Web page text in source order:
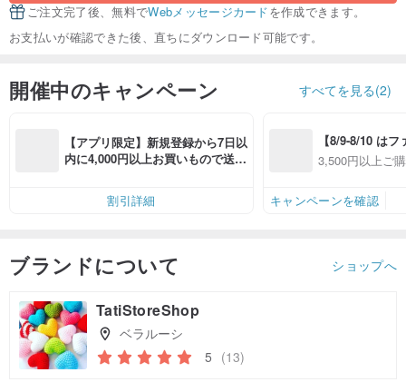
ご注文完了後、無料でWebメッセージカードを作成できます。
お支払いが確認できた後、直ちにダウンロード可能です。
開催中のキャンペーン すべてを見る(2)
【アプリ限定】新規登録から7日以
内に4,000円以上お買いもので送料
割引詳細
【8/9-8/10 は
員感謝デー】ア
全品対象7％
3,500円以上ご
キャンペーンを確認
ブランドについて ショップへ
TatiStoreShop
ベラルーシ
5 (13)